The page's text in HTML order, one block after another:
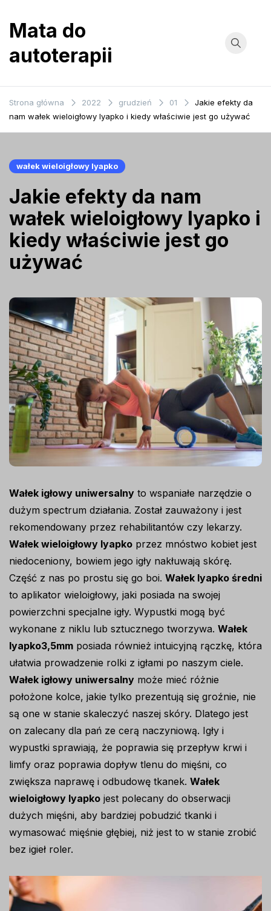
doMata do
autoterapii
Strona główna 2022 grudzień 01
Jakie efekty da
nam wałek wieloigłowy lyapko i kiedy właściwie jest go używać
wałek wieloigłowy lyapko
Jakie efekty da nam
wałek wieloigłowy lyapko i
kiedy właściwie jest go
używać
Wałek igłowy uniwersalny to wspaniałe narzędzie o
dużym spectrum działania. Został zauważony i jest
rekomendowany przez rehabilitantów czy lekarzy.
Wałek wieloigłowy lyapko przez mnóstwo kobiet jest
niedoceniony, bowiem jego igły nakłuwają skórę.
Część z nas po prostu się go boi. Wałek lyapko średni
to aplikator wieloigłowy, jaki posiada na swojej
powierzchni specjalne igły. Wypustki mogą być
wykonane z niklu lub sztucznego tworzywa. Wałek
lyapko3,5mm posiada również intuicyjną rączkę, która
ułatwia prowadzenie rolki z igłami po naszym ciele.
Wałek igłowy uniwersalny może mieć różnie
położone kolce, jakie tylko prezentują się groźnie, nie
są one w stanie skaleczyć naszej skóry. Dlatego jest
on zalecany dla pań ze cerą naczyniową. Igły i
wypustki sprawiają, że poprawia się przepływ krwi i
limfy oraz poprawia dopływ tlenu do mięśni, co
zwiększa naprawę i odbudowę tkanek. Wałek
wieloigłowy lyapko jest polecany do obserwacji
dużych mięśni, aby bardziej pobudzić tkanki i
wymasować mięśnie głębiej, niż jest to w stanie zrobić
bez igieł roler.